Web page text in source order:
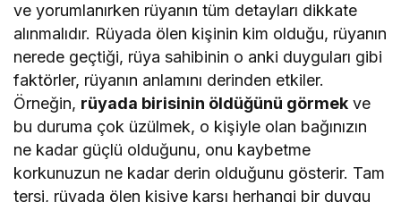
ve yorumlanırken rüyanın tüm detayları dikkate
alınmalıdır. Rüyada ölen kişinin kim olduğu, rüyanın
nerede geçtiği, rüya sahibinin o anki duyguları gibi
faktörler, rüyanın anlamını derinden etkiler.
Örneğin, rüyada birisinin öldüğünü görmek ve
bu duruma çok üzülmek, o kişiyle olan bağınızın
ne kadar güçlü olduğunu, onu kaybetme
korkunuzun ne kadar derin olduğunu gösterir. Tam
tersi, rüyada ölen kişiye karşı herhangi bir duygu